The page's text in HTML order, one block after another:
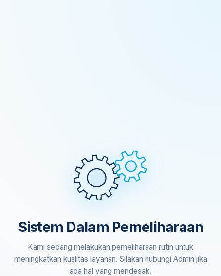
Sistem Dalam Pemeliharaan
Kami sedang melakukan pemeliharaan rutin untuk
meningkatkan kualitas layanan. Silakan hubungi Admin jika
ada hal yang mendesak.